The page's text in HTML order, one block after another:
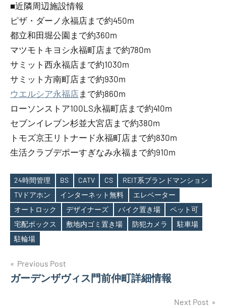
■近隣周辺施設情報
ピザ・ダーノ永福店まで約450m
都立和田堀公園まで約360m
マツモトキヨシ永福町店まで約780m
サミット西永福店まで約1030m
サミット方南町店まで約930m
ウエルシア永福店まで約860m
ローソンストア100LS永福町店まで約410m
セブンイレブン杉並大宮店まで約380m
トモズ京王リトナード永福町店まで約830m
生活クラブデポーすぎなみ永福まで約910m
Tags
24時間管理 BS CATV CS
REIT系ブランドマンション
TVドアホン
インターネット無料
エレベーター
オートロック
デザイナーズ バイク置き場
ペット可
宅配ボックス
敷地内ゴミ置き場 防犯カメラ
駐車場
駐輪場
投
稿
Previous Post
ガーデンザヴィス門前仲町詳細情報
Next Post